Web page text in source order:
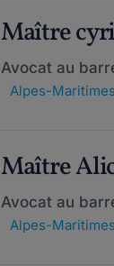
Maître
Avocat au
Alpes-Maritimes
Maître
Avocat au
Alpes-Maritimes